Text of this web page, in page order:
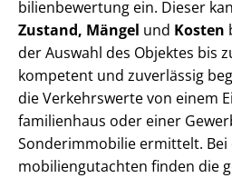
bi­li­en­be­wer­tung ein. Dieser
Zustand, Mängel und Kosten
der Auswahl des Objektes bis
kompetent und zuverlässig
die Verkehrswerte von einem
fa­mi­li­en­haus oder einer
Sonderimmobilie ermittelt.
mo­bi­li­en­gut­ach­ten finden die